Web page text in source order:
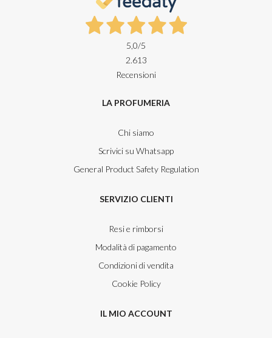
5,0/5
2.613
Recensioni
LA PROFUMERIA
Chi siamo
Scrivici su Whatsapp
General Product Safety Regulation
SERVIZIO CLIENTI
Resi e rimborsi
Modalità di pagamento
Condizioni di vendita
Cookie Policy
IL MIO ACCOUNT